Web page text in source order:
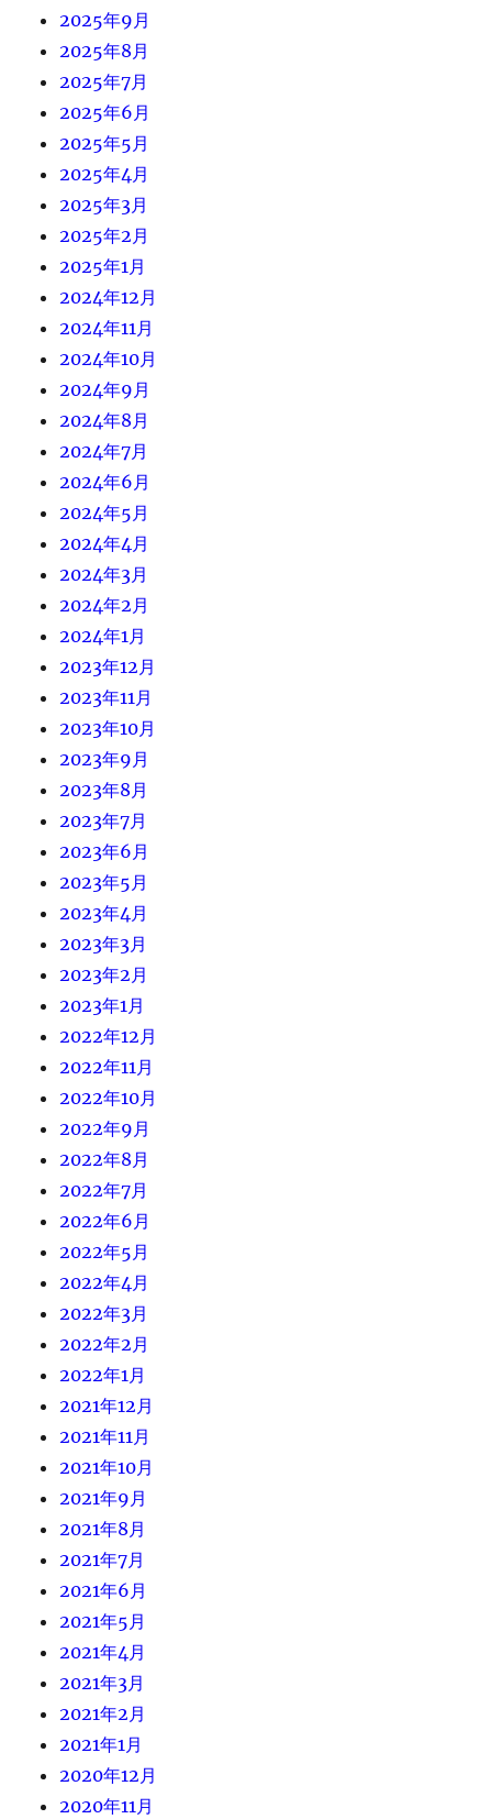
2025年9月
2025年8月
2025年7月
2025年6月
2025年5月
2025年4月
2025年3月
2025年2月
2025年1月
2024年12月
2024年11月
2024年10月
2024年9月
2024年8月
2024年7月
2024年6月
2024年5月
2024年4月
2024年3月
2024年2月
2024年1月
2023年12月
2023年11月
2023年10月
2023年9月
2023年8月
2023年7月
2023年6月
2023年5月
2023年4月
2023年3月
2023年2月
2023年1月
2022年12月
2022年11月
2022年10月
2022年9月
2022年8月
2022年7月
2022年6月
2022年5月
2022年4月
2022年3月
2022年2月
2022年1月
2021年12月
2021年11月
2021年10月
2021年9月
2021年8月
2021年7月
2021年6月
2021年5月
2021年4月
2021年3月
2021年2月
2021年1月
2020年12月
2020年11月